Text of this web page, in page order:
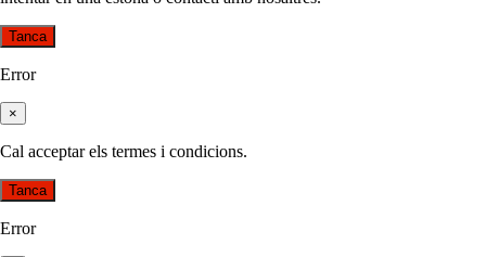
Tanca
Error
×
Cal acceptar els termes i condicions.
Tanca
Error